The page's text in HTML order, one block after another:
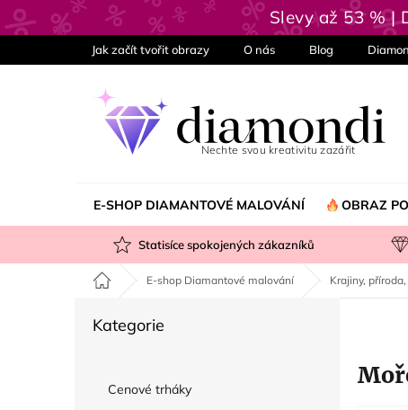
Přejít
na
Slevy až 53 % |
Jak začít tvořit obrazy O nás Blog
E-SHOP DIAMANTOVÉ MALOVÁNÍ OBRAZ
Statisíce spokojených zákazníků
Domů E-shop Diamantové malování Krajiny,
Přeskočit
Kategorie
Cenové trháky